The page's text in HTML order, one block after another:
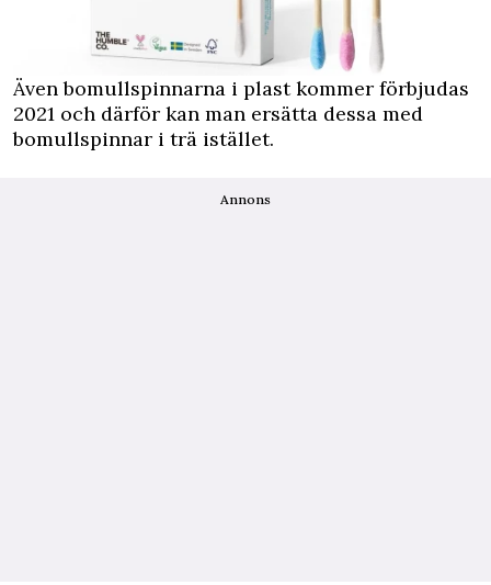
Även bomullspinnarna i plast kommer förbjudas
2021 och därför kan man ersätta dessa med
bomullspinnar i trä istället.
Annons